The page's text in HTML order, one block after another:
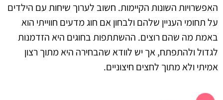
האפשרויות השונות הקיימות. חשוב לערוך שיחות עם הילדים
על תחומי העניין שלהם ולבחון אם חוג מדעים חווייתי הוא
באמת מה שהם רוצים. ההשתתפות בחוגים היא הזדמנות
לגדול ולהתפתח, אך יש לוודא שהבחירה היא מתוך רצון
אמיתי ולא מתוך לחצים חיצוניים.